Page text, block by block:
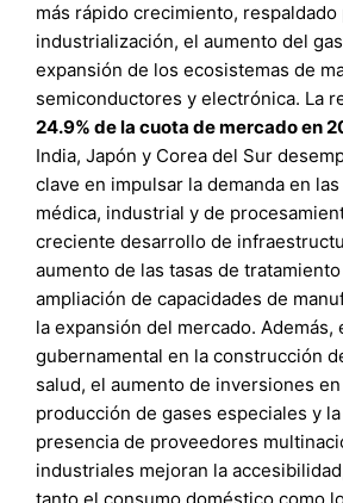
más rápido crecimiento, respaldado
industrialización, el aumento del
expansión de los ecosistemas de
semiconductores y electrónica. La
24.9% de la cuota de mercado en
India, Japón y Corea del Sur
clave en impulsar la demanda en
médica, industrial y de
creciente desarrollo de
aumento de las tasas de
ampliación de capacidades de
la expansión del mercado.
gubernamental en la construcción
salud, el aumento de inversiones
producción de gases especiales y
presencia de proveedores
industriales mejoran la